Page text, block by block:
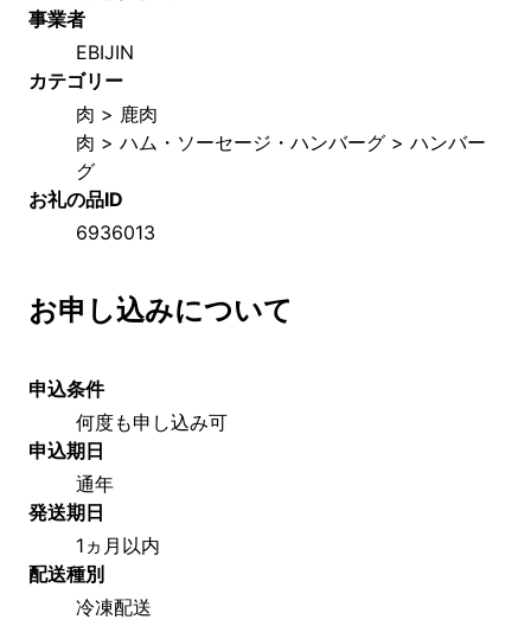
事業者
EBIJIN
カテゴリー
肉 > 鹿肉
肉 > ハム・ソーセージ・ハンバーグ > ハンバー
グ
お礼の品ID
6936013
お申し込みについて
申込条件
何度も申し込み可
申込期日
通年
発送期日
1ヵ月以内
配送種別
冷凍配送